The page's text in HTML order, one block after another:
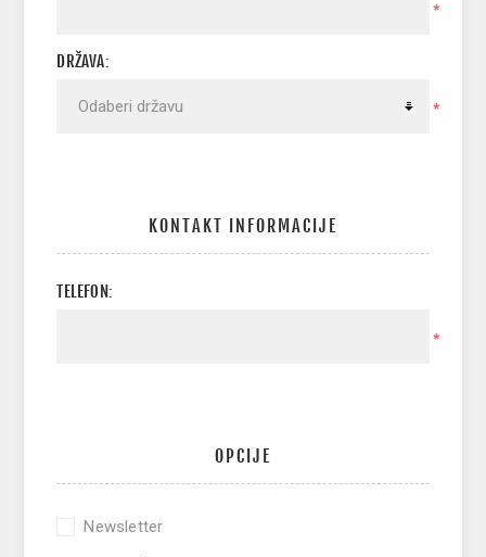
*
DRŽAVA:
*
KONTAKT INFORMACIJE
TELEFON:
*
OPCIJE
Newsletter